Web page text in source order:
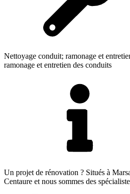
Nettoyage conduit; ramonage et
ramonage et entretien des conduits
Un projet de rénovation ? Situés à
Centaure et nous sommes des